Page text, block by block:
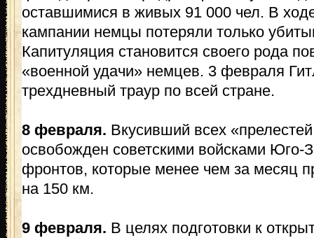
оставшимися в живых 91 000 чел. В
кампании немцы потеряли только
Капитуляция становится своего рода
«военной удачи» немцев. 3 февраля
трехдневный траур по всей стране.
8 февраля. Вкусивший всех
освобожден советскими войсками Юго-
фронтов, которые менее чем за месяц
на 150 км.
9 февраля. В целях подготовки к